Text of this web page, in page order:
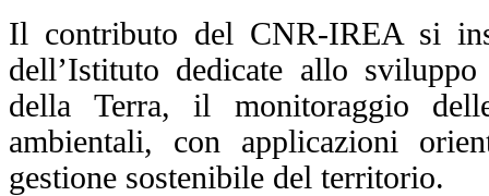
Il contributo del CNR-IREA si
dell’Istituto dedicate allo
della Terra, il monitoraggio
ambientali, con applicazioni
gestione sostenibile del territorio.